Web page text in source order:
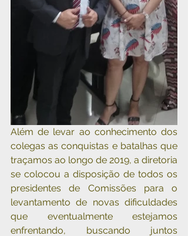
Além de levar ao conhecimento dos
colegas as conquistas e batalhas que
traçamos ao longo de 2019, a diretoria
se colocou a disposição de todos os
presidentes de Comissões para o
levantamento de novas dificuldades
que eventualmente estejamos
enfrentando, buscando juntos